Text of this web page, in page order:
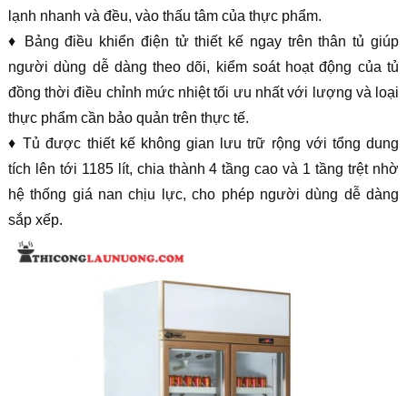
lạnh nhanh và đều, vào thấu tâm của thực phẩm.
♦ Bảng điều khiển điện tử thiết kế ngay trên thân tủ giúp
người dùng dễ dàng theo dõi, kiểm soát hoạt động của tủ
đồng thời điều chỉnh mức nhiệt tối ưu nhất với lượng và loại
thực phẩm cần bảo quản trên thực tế.
♦ Tủ được thiết kế không gian lưu trữ rộng với tổng dung
tích lên tới 1185 lít, chia thành 4 tầng cao và 1 tầng trệt nhờ
hệ thống giá nan chịu lực, cho phép người dùng dễ dàng
sắp xếp.